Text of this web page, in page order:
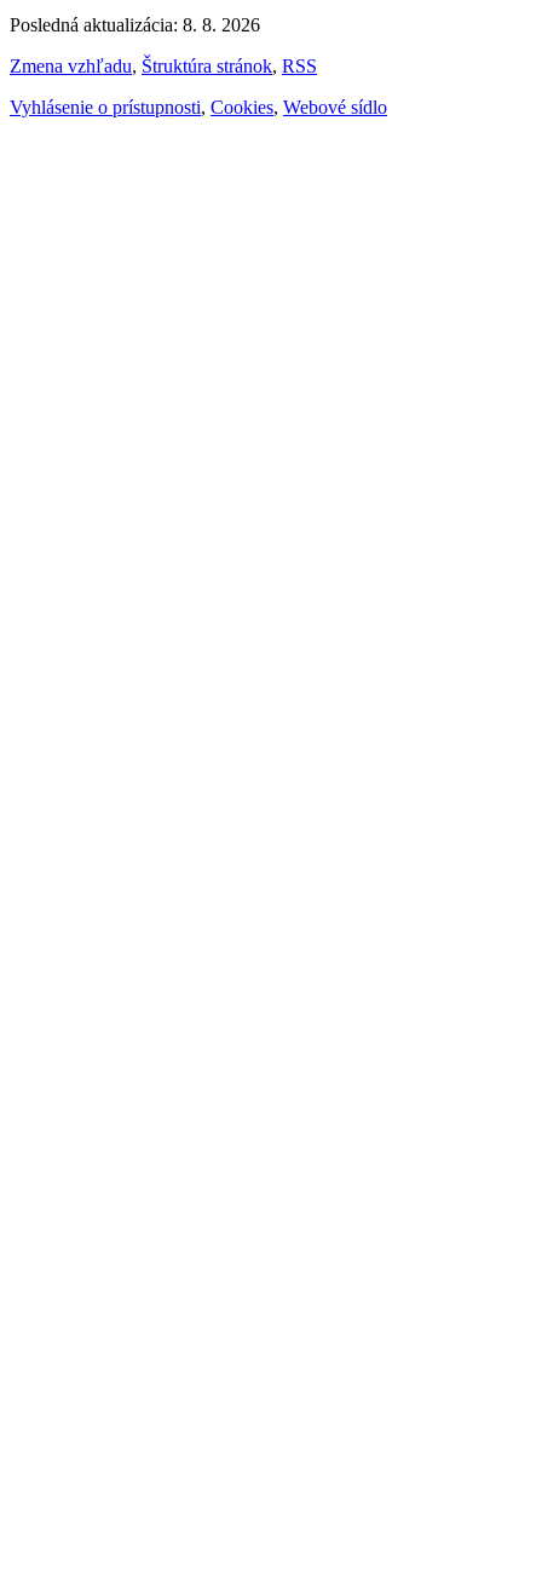
Posledná aktualizácia: 8. 8. 2026
Zmena vzhľadu, Štruktúra stránok, RSS
Vyhlásenie o prístupnosti, Cookies, Webové sídlo